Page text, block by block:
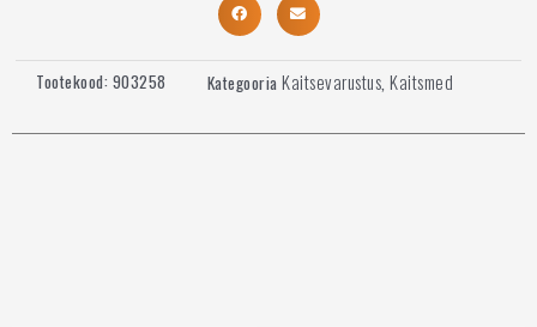
Tootekood: 903258 Kategooria Kaitsevarustus Kaitsmed